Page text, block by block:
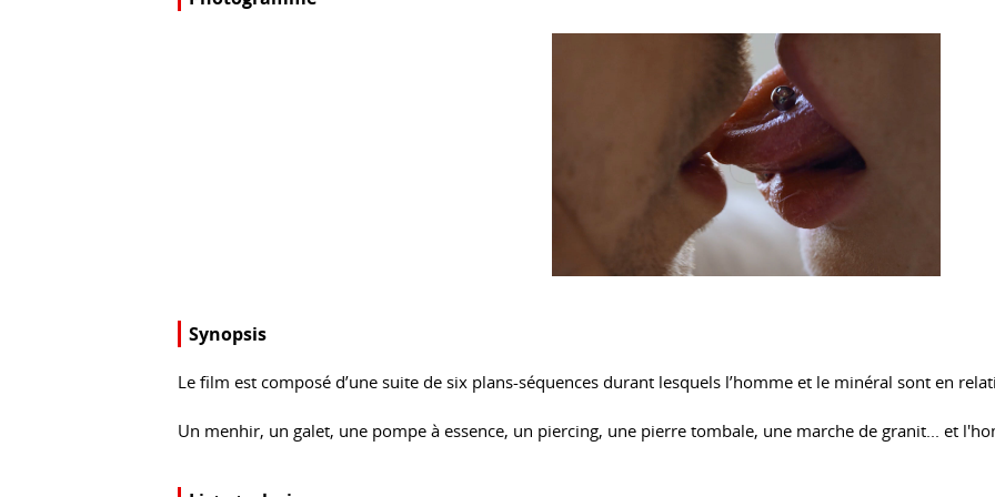
Synopsis
Le film est composé d’une suite de six plans-séquences durant lesquels l’homme et le minéral sont en
Un menhir, un galet, une pompe à essence, un piercing, une pierre tombale, une marche de granit... et